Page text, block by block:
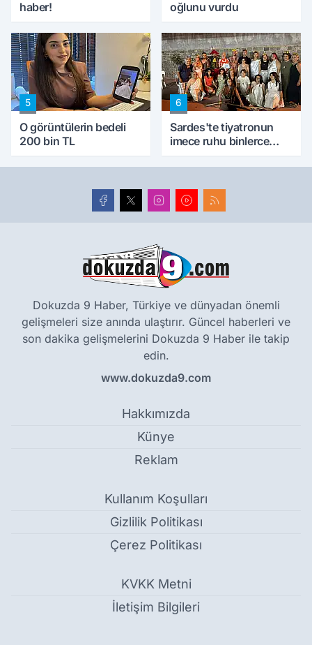
haber!
oğlunu vurdu
5
O görüntülerin bedeli
200 bin TL
6
Sardes'te tiyatronun
imece ruhu binlerce
Dokuzda 9 Haber, Türkiye ve dünyadan önemli
gelişmeleri size anında ulaştırır. Güncel haberleri ve
son dakika gelişmelerini Dokuzda 9 Haber ile takip
edin.
www.dokuzda9.com
Hakkımızda
Künye
Reklam
Kullanım Koşulları
Gizlilik Politikası
Çerez Politikası
KVKK Metni
İletişim Bilgileri